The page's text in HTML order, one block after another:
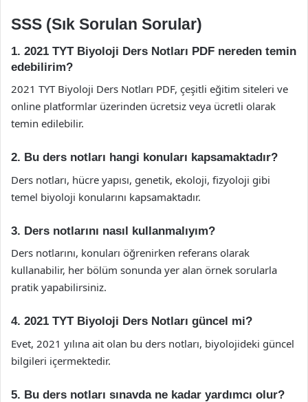
SSS (Sık Sorulan Sorular)
1. 2021 TYT Biyoloji Ders Notları PDF nereden temin
edebilirim?
2021 TYT Biyoloji Ders Notları PDF, çeşitli eğitim siteleri ve
online platformlar üzerinden ücretsiz veya ücretli olarak
temin edilebilir.
2. Bu ders notları hangi konuları kapsamaktadır?
Ders notları, hücre yapısı, genetik, ekoloji, fizyoloji gibi
temel biyoloji konularını kapsamaktadır.
3. Ders notlarını nasıl kullanmalıyım?
Ders notlarını, konuları öğrenirken referans olarak
kullanabilir, her bölüm sonunda yer alan örnek sorularla
pratik yapabilirsiniz.
4. 2021 TYT Biyoloji Ders Notları güncel mi?
Evet, 2021 yılına ait olan bu ders notları, biyolojideki güncel
bilgileri içermektedir.
5. Bu ders notları sınavda ne kadar yardımcı olur?